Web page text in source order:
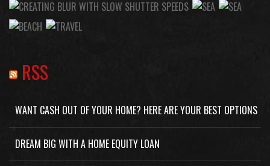
RSS
WANT CASH OUT OF YOUR HOME? HERE ARE YOUR BEST OPTIONS
DREAM BIG WITH A HOME EQUITY LOAN